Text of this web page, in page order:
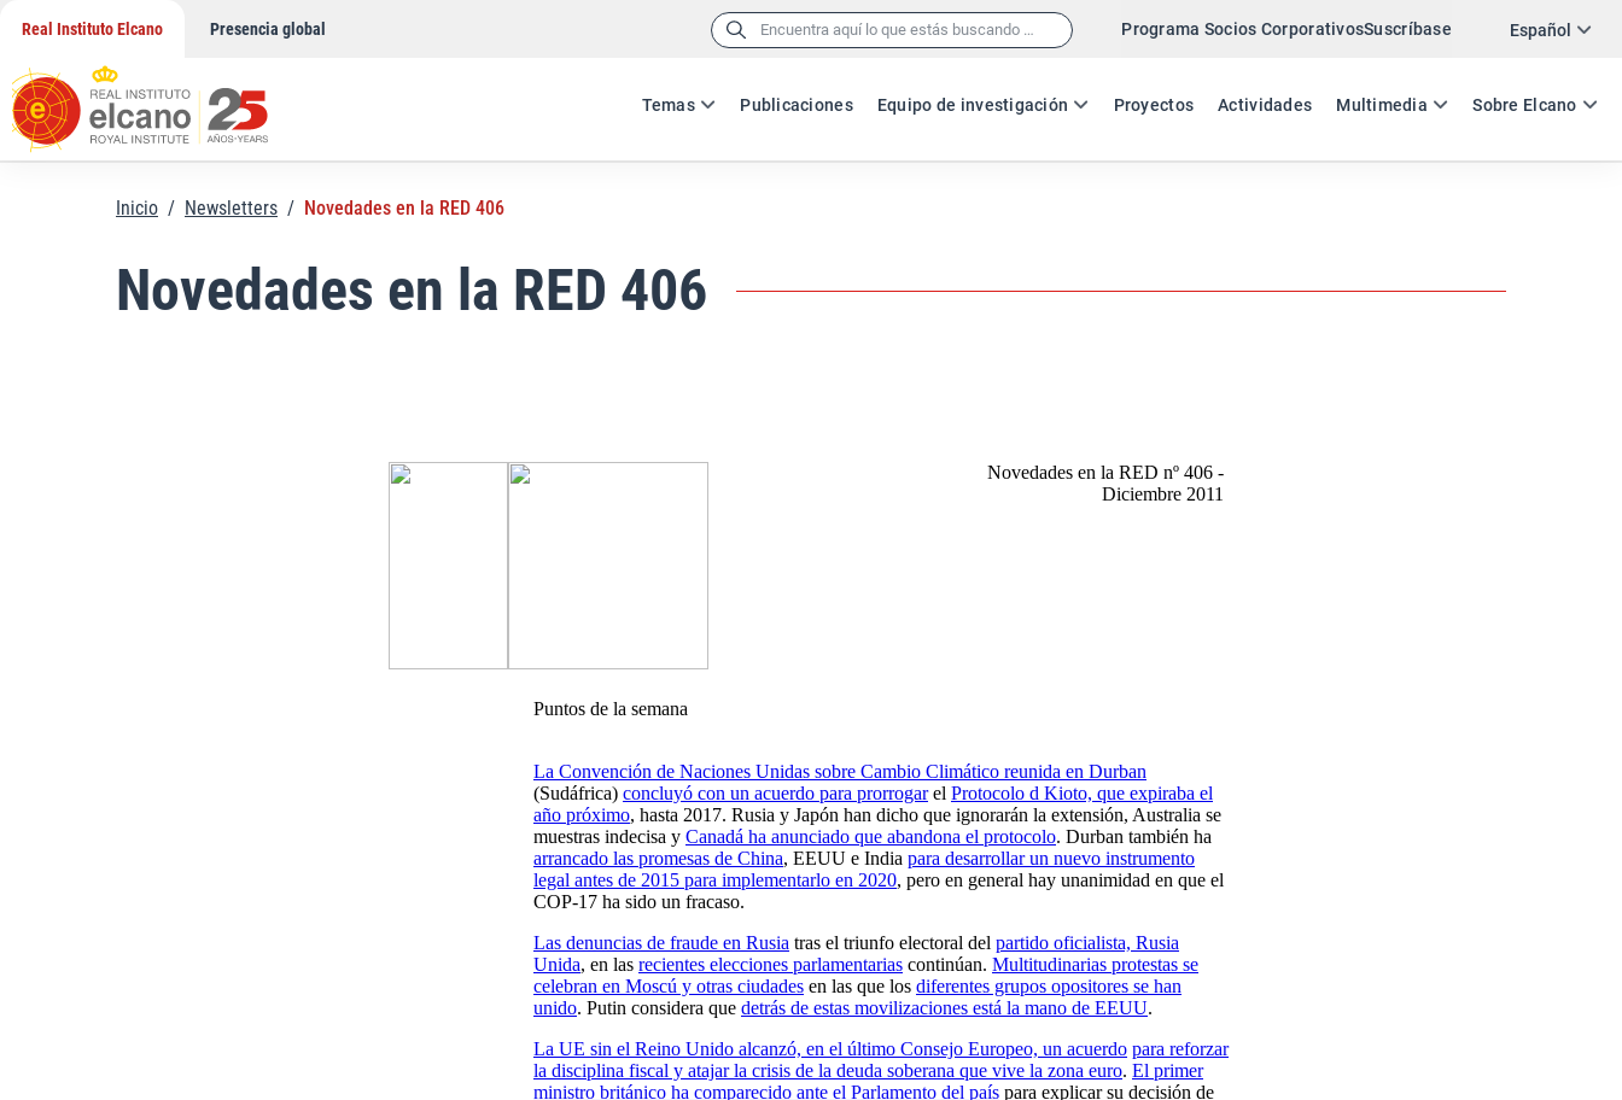
contenido
Real Instituto Elcano Presencia global Buscar: Programa Socios CorporativosSuscríbase Español
ES EN
Temas Publicaciones Equipo de investigación Proyectos Actividades Multimedia Sobre Elcano
Twitter
Inicio / Newsletters / Novedades en la RED 406
Novedades en la RED 406